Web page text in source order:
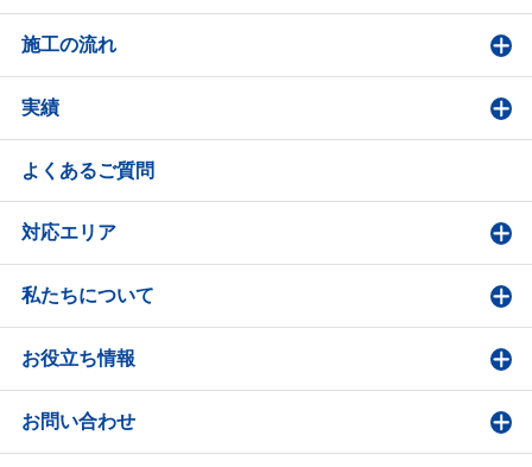
施工の流れ
実績
よくあるご質問
対応エリア
私たちについて
お役立ち情報
お問い合わせ